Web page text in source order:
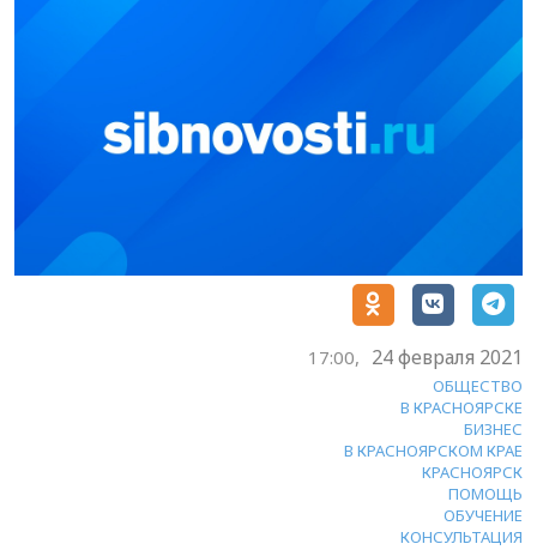
17:00, 24 февраля 2021
ОБЩЕСТВО
В КРАСНОЯРСКЕ
БИЗНЕС
В КРАСНОЯРСКОМ КРАЕ
КРАСНОЯРСК
ПОМОЩЬ
ОБУЧЕНИЕ
КОНСУЛЬТАЦИЯ